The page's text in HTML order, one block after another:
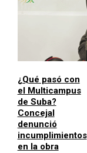
¿Qué pasó con
el Multicampus
de Suba?
Concejal
denunció
incumplimientos
en la obra